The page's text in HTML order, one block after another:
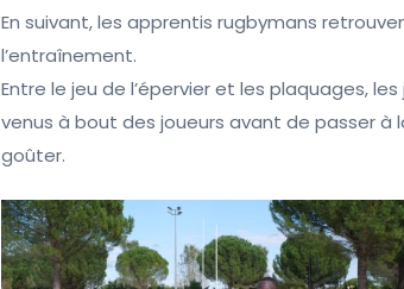
En suivant, les apprentis rugbymans
l’entraînement.
Entre le jeu de l’épervier et les plaquages,
venus à bout des joueurs avant de passer
goûter.